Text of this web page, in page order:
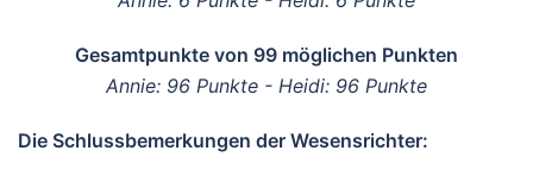
Gesamtpunkte von 99 möglichen Punkten
Annie: 96 Punkte - Heidi: 96 Punkte
Die Schlussbemerkungen der Wesensrichter: